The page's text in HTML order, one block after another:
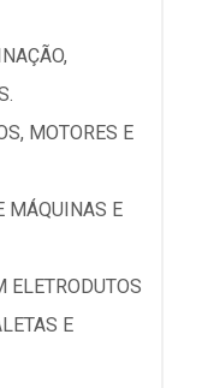
MOTORES E
MÁQUINAS E
ELETRODUTOS
E